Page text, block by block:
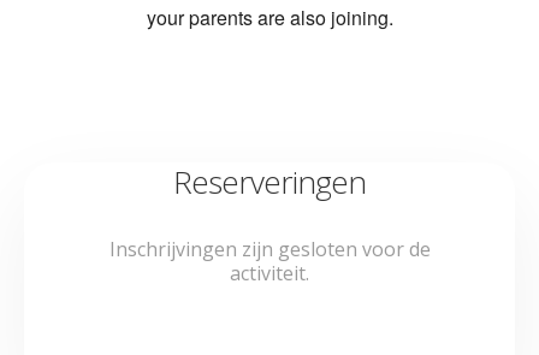
your parents are also joining.
Reserveringen
Inschrijvingen zijn gesloten voor de
activiteit.